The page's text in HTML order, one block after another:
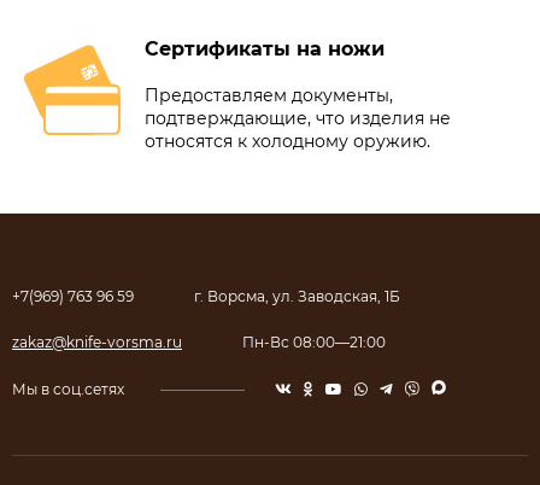
Сертификаты на ножи
Предоставляем документы,
подтверждающие, что изделия не
относятся к холодному оружию.
+7(969) 763 96 59 г. Ворсма, ул. Заводская, 1Б
zakaz@knife-vorsma.ru Пн-Вс 08:00—21:00
Мы в соц.сетях